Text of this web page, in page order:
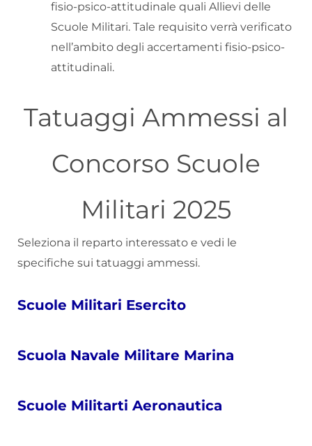
fisio-psico-attitudinale quali Allievi delle
Scuole Militari. Tale requisito verrà verificato
nell’ambito degli accertamenti fisio-psico-
attitudinali.
Tatuaggi Ammessi al
Concorso Scuole
Militari 2025
Seleziona il reparto interessato e vedi le
specifiche sui tatuaggi ammessi.
Scuole Militari Esercito
Scuola Navale Militare Marina
Scuole Militarti Aeronautica